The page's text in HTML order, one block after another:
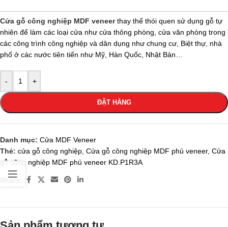
Cửa gỗ công nghiệp MDF veneerthay thế thói quen sử dụng gỗ tự
nhiên để làm các loại cửa như cửa thông phòng, cửa văn phòng trong
các công trình công nghiệp và dân dụng như chung cư, Biệt thự, nhà
phố ở các nước tiên tiến như Mỹ, Hàn Quốc, Nhật Bản…
- +
ĐẶT HÀNG
Danh mục: Cửa MDF Veneer
Thẻ: cửa gỗ công nghiệp Cửa gỗ công nghiệp MDF phủ veneer, Cửa
gỗ công nghiệp MDF phủ veneer KD.P1R3A
Share: